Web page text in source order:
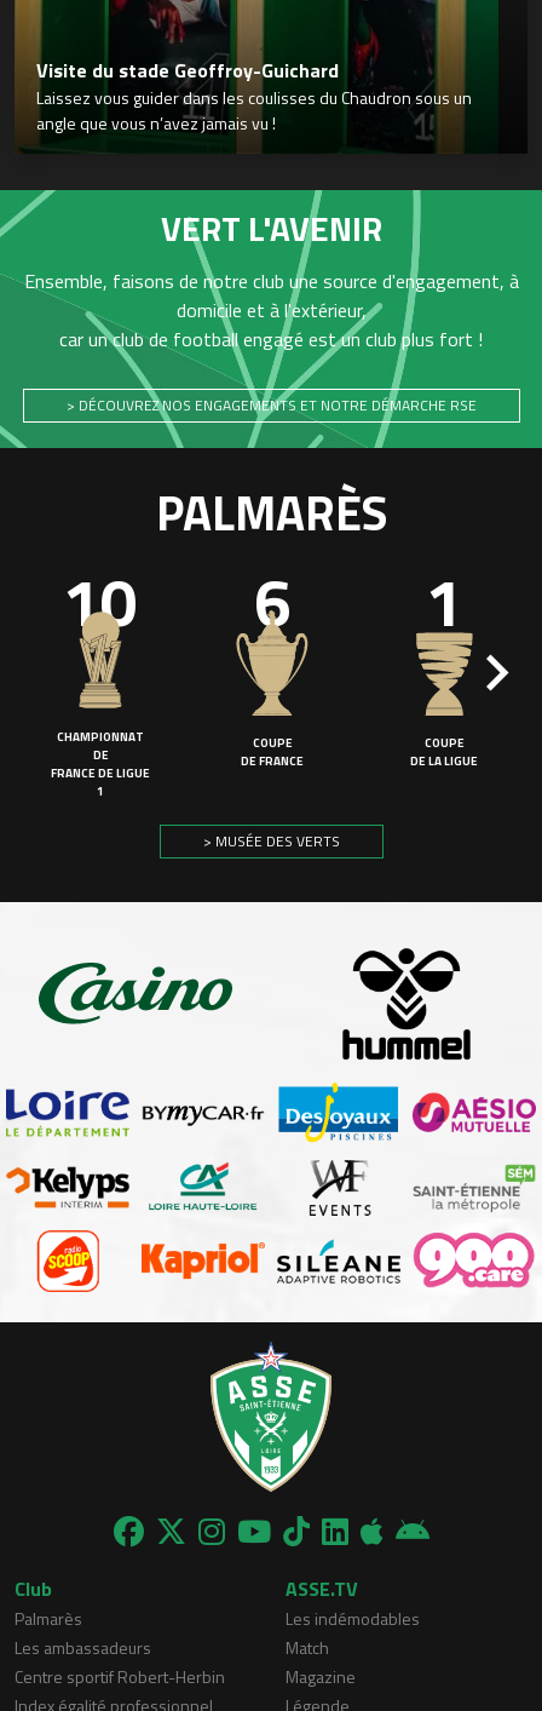
Visite du stade Geoffroy-Guichard
Laissez vous guider dans les coulisses du Chaudron sous un
angle que vous n’avez jamais vu !
VERT L'AVENIR
Ensemble, faisons de notre club une source d'engagement, à
domicile et à l'extérieur,
car un club de football engagé est un club plus fort !
> DÉCOUVREZ NOS ENGAGEMENTS ET NOTRE DÉMARCHE RSE
PALMARÈS
10
CHAMPIONNAT
DE
FRANCE DE LIGUE
1
6
COUPE
DE FRANCE
1
COUPE
DE LA LIGUE
> MUSÉE DES VERTS
Club
Palmarès
Les ambassadeurs
Centre sportif Robert-Herbin
Index égalité professionnel
ASSE.TV
Les indémodables
Match
Magazine
Légende